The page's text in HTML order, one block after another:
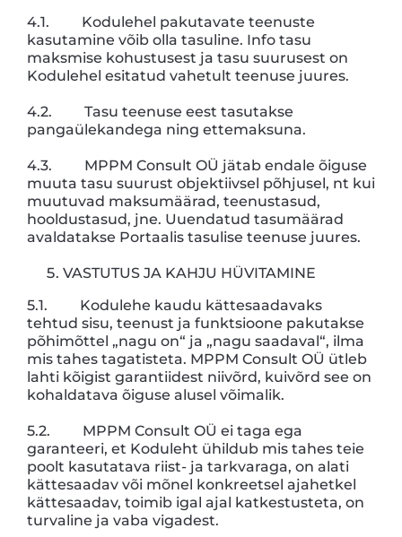
4.1. Kodulehel pakutavate teenuste
kasutamine võib olla tasuline. Info tasu
maksmise kohustusest ja tasu suurusest on
Kodulehel esitatud vahetult teenuse juures.
4.2. Tasu teenuse eest tasutakse
pangaülekandega ning ettemaksuna.
4.3. MPPM Consult OÜ jätab endale õiguse
muuta tasu suurust objektiivsel põhjusel, nt kui
muutuvad maksumäärad, teenustasud,
hooldustasud, jne. Uuendatud tasumäärad
avaldatakse Portaalis tasulise teenuse juures.
VASTUTUS JA KAHJU HÜVITAMINE
5.1. Kodulehe kaudu kättesaadavaks
tehtud sisu, teenust ja funktsioone pakutakse
põhimõttel „nagu on“ ja „nagu saadaval“, ilma
mis tahes tagatisteta. MPPM Consult OÜ ütleb
lahti kõigist garantiidest niivõrd, kuivõrd see on
kohaldatava õiguse alusel võimalik.
5.2. MPPM Consult OÜ ei taga ega
garanteeri, et Koduleht ühildub mis tahes teie
poolt kasutatava riist- ja tarkvaraga, on alati
kättesaadav või mõnel konkreetsel ajahetkel
kättesaadav, toimib igal ajal katkestusteta, on
turvaline ja vaba vigadest.